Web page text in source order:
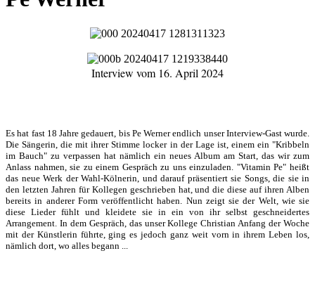
Interview vom 16. April 2024
Es hat fast 18 Jahre gedauert, bis Pe Werner endlich unser Interview-Gast wurde.
Die Sängerin, die mit ihrer Stimme locker in der Lage ist, einem ein "Kribbeln
im Bauch" zu verpassen hat nämlich ein neues Album am Start, das wir zum
Anlass nahmen, sie zu einem Gespräch zu uns einzuladen. "Vitamin Pe" heißt
das neue Werk der Wahl-Kölnerin, und darauf präsentiert sie Songs, die sie in
den letzten Jahren für Kollegen geschrieben hat, und die diese auf ihren Alben
bereits in anderer Form veröffentlicht haben. Nun zeigt sie der Welt, wie sie
diese Lieder fühlt und kleidete sie in ein von ihr selbst geschneidertes
Arrangement. In dem Gespräch, das unser Kollege Christian Anfang der Woche
mit der Künstlerin führte, ging es jedoch ganz weit vorn in ihrem Leben los,
nämlich dort, wo alles begann ...